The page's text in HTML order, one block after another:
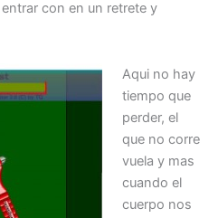
con en un retrete y
Aqui no hay
tiempo que
perder, el
que no corre
vuela y mas
cuando el
cuerpo nos